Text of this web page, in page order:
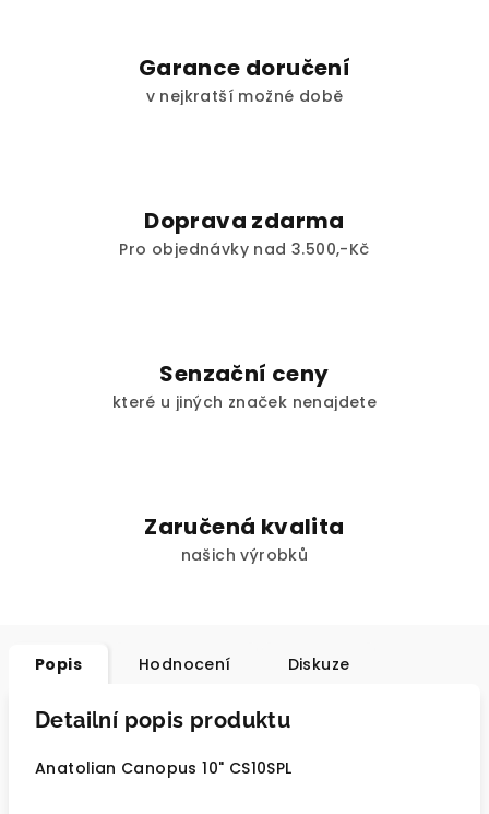
Garance doručení
v nejkratší možné době
Doprava zdarma
Pro objednávky nad 3.500,-Kč
Senzační ceny
které u jiných značek nenajdete
Zaručená kvalita
našich výrobků
Popis Hodnocení Diskuze
Detailní popis produktu
Anatolian Canopus 10" CS10SPL